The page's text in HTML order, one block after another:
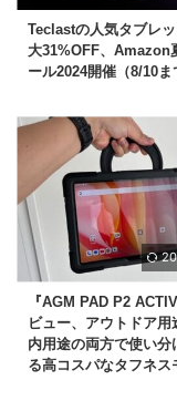
Teclastの人気タブレ
大31%OFF、Amazon
ール2024開催（8/10ま
『AGM PAD P2
ビュー、アウトドア用
内用途の両方で使い分
る高コスパなタフネス